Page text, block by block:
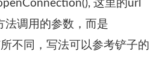
这里的url
法调用的参数，而是
不同，写法可以参考铲子的